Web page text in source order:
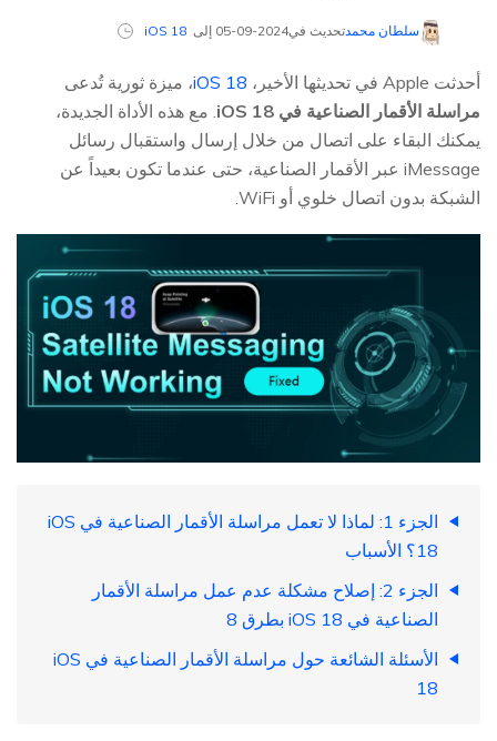
سلطان محمدتحديث في2024-09-05 إلى iOS 18
أحدثت Apple في تحديثها الأخير، iOS 18، ميزة ثورية تُدعى
مراسلة الأقمار الصناعية في iOS 18
. مع هذه الأداة الجديدة،
يمكنك البقاء على اتصال من خلال إرسال واستقبال رسائل
iMessage عبر الأقمار الصناعية، حتى عندما تكون بعيداً عن
الشبكة بدون اتصال خلوي أو WiFi.
الجزء 1: لماذا لا تعمل مراسلة الأقمار الصناعية في iOS
18؟ الأسباب
الجزء 2: إصلاح مشكلة عدم عمل مراسلة الأقمار
الصناعية في iOS 18 بطرق 8
الأسئلة الشائعة حول مراسلة الأقمار الصناعية في iOS
18